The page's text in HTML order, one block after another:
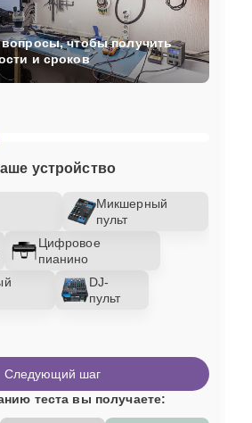
устройство
Микшерный
пульт
Цифровое
пианино
DJ-
пульт
вопросы, чтобы получить
и сроков
Следующий шаг
теста вы получаете: